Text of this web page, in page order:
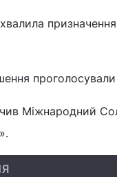
Міжнародний